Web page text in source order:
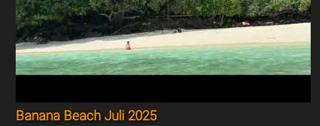
Banana Beach Juli 2025